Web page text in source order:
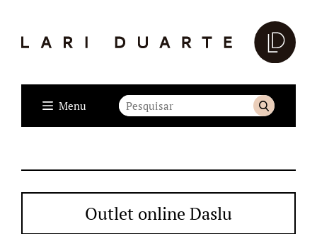
Menu
Outlet online Daslu